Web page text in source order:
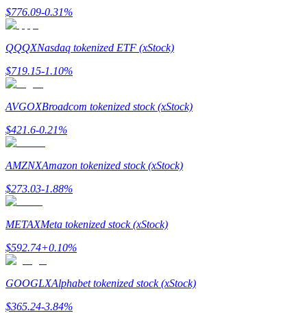
Ta långsiktig vinst och flexibla intressen
Bitrue
$776.09-0.31%
QQQXNasdaq tokenized ETF (xStock)
$719.15-1.10%
AVGOXBroadcom tokenized stock (xStock)
$421.6-0.21%
AMZNXAmazon tokenized stock (xStock)
$273.03-1.88%
METAXMeta tokenized stock (xStock)
$592.74+0.10%
GOOGLXAlphabet tokenized stock (xStock)
$365.24-3.84%